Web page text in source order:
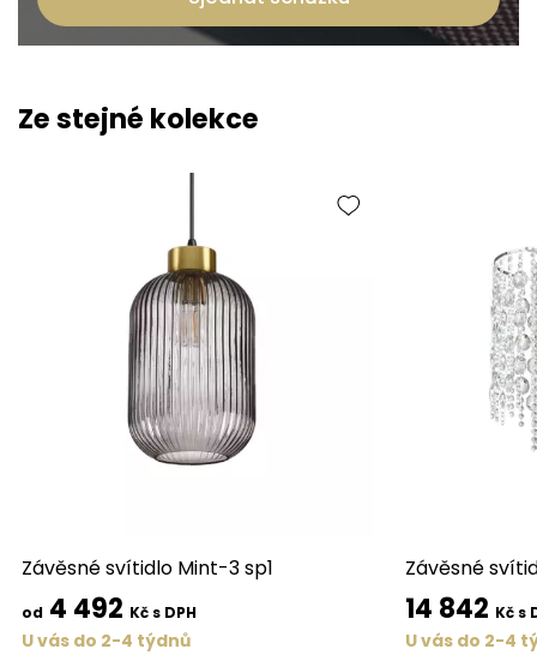
Ze stejné kolekce
Závěsné svítidlo Mint-3 sp1
od 4 492 Kč s DPH
U vás do 2-4 týdnů
Závěsné
14 842 Kč s
U vás do 2-4